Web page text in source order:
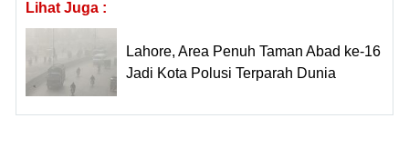
Lihat Juga :
Lahore, Area Penuh Taman Abad ke-16
Jadi Kota Polusi Terparah Dunia